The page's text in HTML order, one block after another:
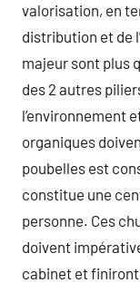
valorisation, en
distribution et de
majeur sont plus
des 2 autres
l’environnement
organiques
poubelles est
constitue une
personne. Ces
doivent
cabinet et finiront